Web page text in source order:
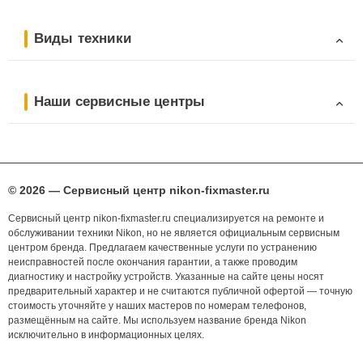
Виды техники
Наши сервисные центры
© 2026 — Сервисный центр nikon-fixmaster.ru
Сервисный центр nikon-fixmaster.ru специализируется на ремонте и
обслуживании техники Nikon, но не является официальным сервисным
центром бренда. Предлагаем качественные услуги по устранению
неисправностей после окончания гарантии, а также проводим
диагностику и настройку устройств. Указанные на сайте цены носят
предварительный характер и не считаются публичной офертой — точную
стоимость уточняйте у наших мастеров по номерам телефонов,
размещённым на сайте. Мы используем название бренда Nikon
исключительно в информационных целях.